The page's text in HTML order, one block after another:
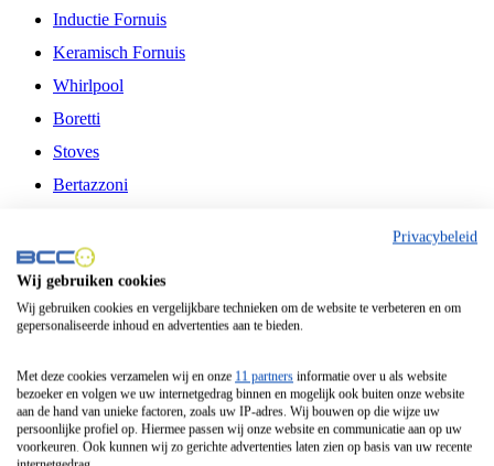
Inductie Fornuis
Keramisch Fornuis
Whirlpool
Boretti
Stoves
Bertazzoni
Fitelli
Airfryer
Frituurpan
Contactgrill
Broodbakmachine
Broodrooster
Privacybeleid
Wij gebruiken cookies
Wij gebruiken cookies en vergelijkbare technieken om de website te verbeteren en om
gepersonaliseerde inhoud en advertenties aan te bieden.
Met deze cookies verzamelen wij en onze 11 partners informatie over u als website
bezoeker en volgen we uw internetgedrag binnen en mogelijk ook buiten onze website
aan de hand van unieke factoren, zoals uw IP-adres. Wij bouwen op die wijze uw
persoonlijke profiel op. Hiermee passen wij onze website en communicatie aan op uw
voorkeuren. Ook kunnen wij zo gerichte advertenties laten zien op basis van uw recente